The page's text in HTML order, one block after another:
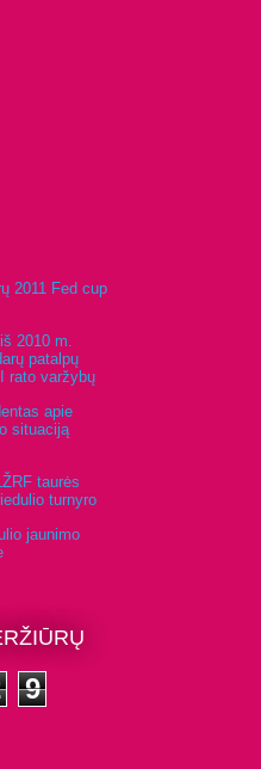
2011 Fed cup
2010 m.
patalpų
rato varžybų
apie
situaciją
taurės
turnyro
jaunimo
9